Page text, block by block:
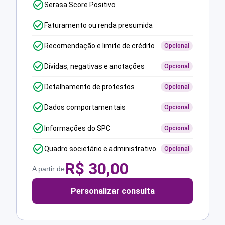
Serasa Score Positivo
Faturamento ou renda presumida
Recomendação e limite de crédito Opcional
Dívidas, negativas e anotações Opcional
Detalhamento de protestos Opcional
Dados comportamentais Opcional
Informações do SPC Opcional
Quadro societário e administrativo Opcional
A partir deR$ 30,00
Personalizar consulta